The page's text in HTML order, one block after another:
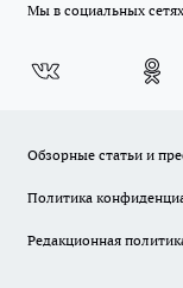
Мы в социальных сетях
Обзорные статьи и
Политика
Редакционная